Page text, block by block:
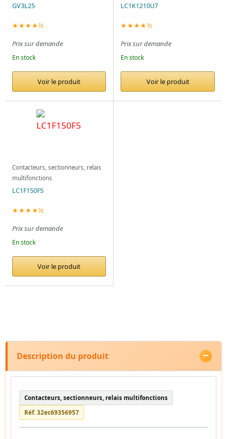
GV3L25
★★★★½
Prix sur demande
En stock
Voir le produit
LC1K1210U7
★★★★½
Prix sur demande
En stock
Voir le produit
Contacteurs, sectionneurs, relais
multifonctions
LC1F150F5
★★★★½
Prix sur demande
En stock
Voir le produit
Description du produit
Contacteurs, sectionneurs, relais multifonctions
Réf. 32ec69356957